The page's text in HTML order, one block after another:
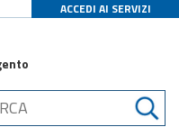
ACCEDI AI SERVIZI